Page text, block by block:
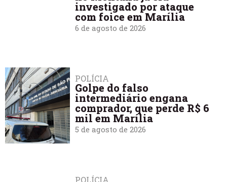
investigado por ataque
com foice em Marília
6 de agosto de 2026
POLÍCIA
Golpe do falso
intermediário engana
comprador, que perde R$ 6
mil em Marília
5 de agosto de 2026